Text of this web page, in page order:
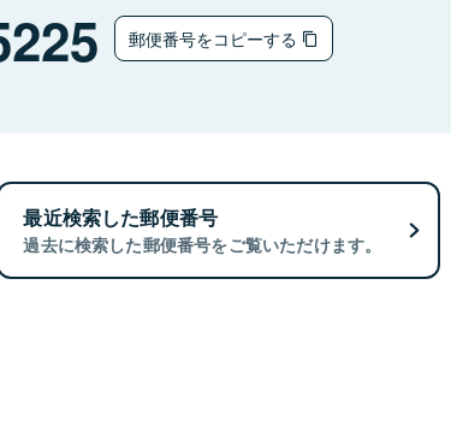
郵便番号をコピーする
最近検索した郵便番号
過去に検索した郵便番号をご覧いただけます。